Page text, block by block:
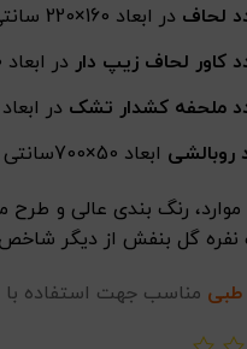
لحاف در ابعاد 160×220 سانتی متر
کاور لحاف زیپ دار در ابعاد 160×220 سانتی متر
ملحفه کشدار تشک در ابعاد 90×200 سانتی متر با ارتفاع 27 سانتی متر
روبالشی ابعاد 50×700سانتی متر و با تضمین اصالت کالا بصورت اینترنتی عرضه می شود.
موارد، رنگ بندی عالی و
نفره گل بنفش از دیگر
طبی مناسب جهت استفاده با